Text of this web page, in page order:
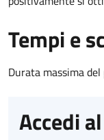
Tempi e
Durata massima
Accedi